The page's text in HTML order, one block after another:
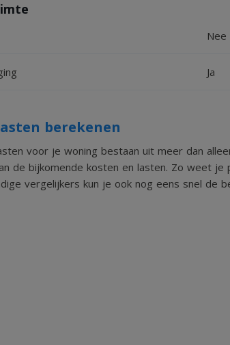
Nee
Ja
berekenen
voor je woning bestaan uit meer dan
de bijkomende kosten en lasten. Zo weet
vergelijkers kun je ook nog eens snel de